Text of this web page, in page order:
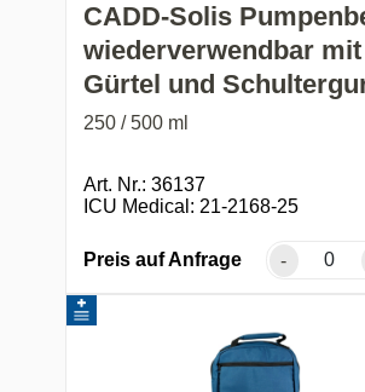
CADD-Solis
wiederverwendbar mit
Gürtel und
250 / 500 ml
Art. Nr.: 36137
ICU Medical: 21-2168-25
Preis auf Anfrage -